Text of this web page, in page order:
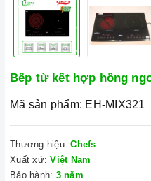
Bếp từ kết hợp hồng
Mã sản phẩm: EH-MIX321
Thương hiệu: Chefs
Xuất xứ: Việt Nam
Bảo hành: 3 năm